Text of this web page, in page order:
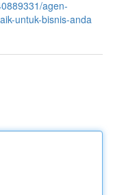
agen-
untuk-bisnis-anda